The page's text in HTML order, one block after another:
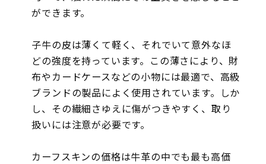
ができます。
子牛の皮は薄くて軽く、それでいて意外なほ
どの強度を持っています。この薄さにより、財
布やカードケースなどの小物には最適で、高級
ブランドの製品によく使用されています。しか
し、その繊細さゆえに傷がつきやすく、取り
扱いには注意が必要です。
カーフスキンの価格は牛革の中でも最も高価